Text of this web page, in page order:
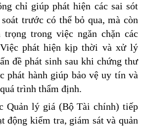
chỉ giúp phát hiện các sai sót
trước có thể bỏ qua, mà còn
trong việc ngăn chặn các
phát hiện kịp thời và xử lý
đề phát sinh sau khi chứng thư
phát hành giúp bảo vệ uy tín và
trình thẩm định.
Quản lý giá (Bộ Tài chính) tiếp
động kiểm tra, giám sát và quản